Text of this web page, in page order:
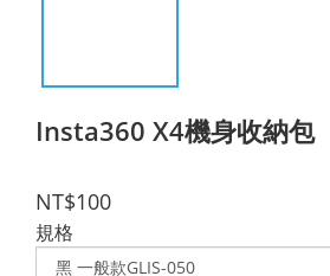
Insta360 X4機身收納包
NT$100
規格